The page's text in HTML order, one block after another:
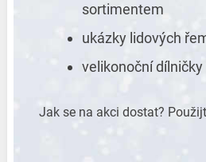
sortimentem
ukázky lidových
velikonoční dílničky
Jak se na akci dostat?